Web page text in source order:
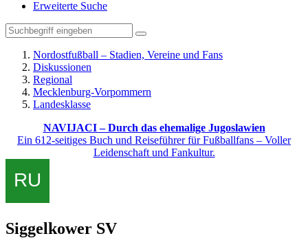
Erweiterte Suche
Nordostfußball – Stadien, Vereine und Fans
Diskussionen
Regional
Mecklenburg-Vorpommern
Landesklasse
NAVIJACI – Durch das ehemalige Jugoslawien
Ein 612-seitiges Buch und Reiseführer für Fußballfans – Voller
Leidenschaft und Fankultur.
Siggelkower SV